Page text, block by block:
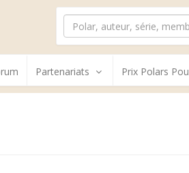
Partenariats Prix Polars